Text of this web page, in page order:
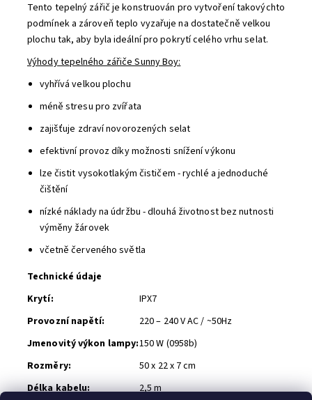
Tento tepelný zářič je konstruován pro vytvoření takovýchto
podmínek a zároveň teplo vyzařuje na dostatečně velkou
plochu tak, aby byla ideální pro pokrytí celého vrhu selat.
Výhody tepelného zářiče Sunny Boy:
vyhřívá velkou plochu
méně stresu pro zvířata
zajišťuje zdraví novorozených selat
efektivní provoz díky možnosti snížení výkonu
lze čistit vysokotlakým čističem - rychlé a jednoduché
čištění
nízké náklady na údržbu - dlouhá životnost bez nutnosti
výměny žárovek
včetně červeného světla
Technické údaje
Krytí:
IPX7
Provozní napětí:
220 – 240 V AC / ~50Hz
Jmenovitý výkon lampy:150 W (0958b)
Rozměry:
50 x 22 x 7 cm
Délka kabelu:
2,5 m